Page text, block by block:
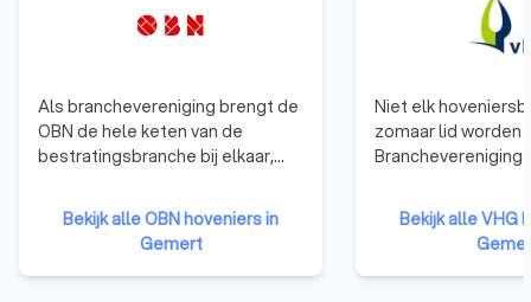
Als branchevereniging brengt de
OBN de hele keten van de
bestratingsbranche bij elkaar,
certificeringsinstituut en
leverancier van materiaal of
materieel. OBN-leden zijn, met
hun kennis en ervaring, de
Bekijk alle OBN hoveniers in
Gemert
Niet elk
zomaar lid worden
Branchevereniging
toelatingseisen.
dat elk VHG-lid
groenprofessional
zorgeloos
Bekijk alle VHG